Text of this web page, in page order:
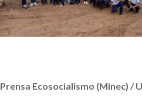
Prensa Ecosocialismo (Minec) /